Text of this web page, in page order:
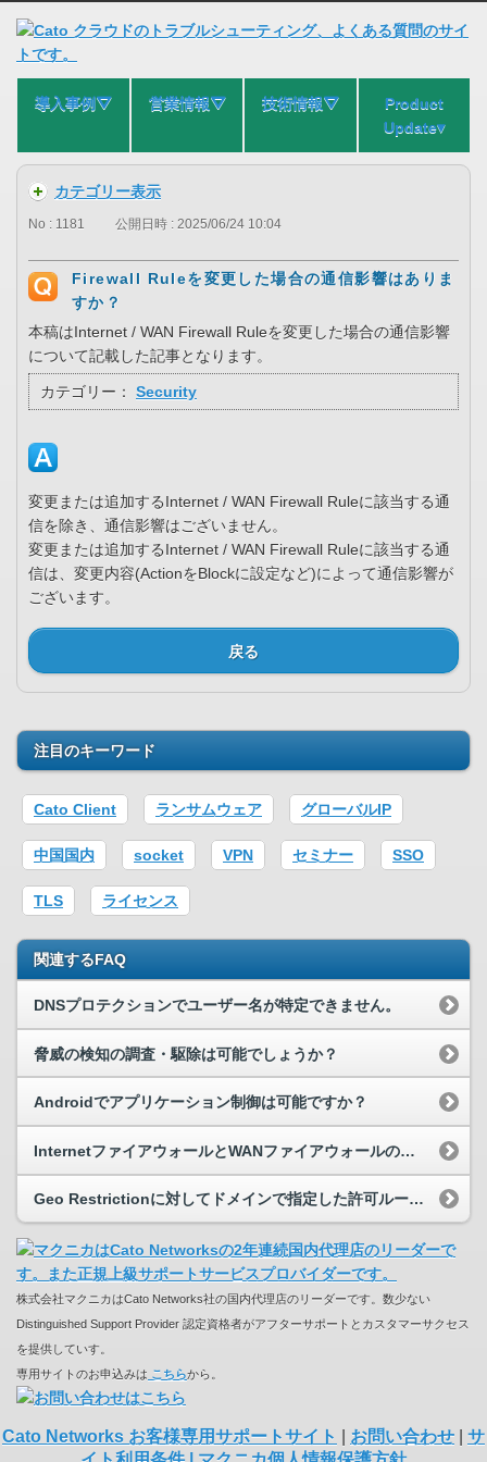
導入事例⛛ 営業情報⛛ 技術情報⛛
Product
Update▾
カテゴリー表示
No : 1181 公開日時 : 2025/06/24 10:04
Firewall Ruleを変更した場合の通信影響はありま
すか？
本稿はInternet / WAN Firewall Ruleを変更した場合の通信影響
について記載した記事となります。
カテゴリー： Security
変更または追加するInternet / WAN Firewall Ruleに該当する通
信を除き、通信影響はございません。
変更または追加するInternet / WAN Firewall Ruleに該当する通
信は、変更内容(ActionをBlockに設定など)によって通信影響が
ございます。
戻る
注目のキーワード
Cato Client ランサムウェア グローバルIP
中国国内 socket VPN セミナー SSO
TLS ライセンス
関連するFAQ
DNSプロテクションでユーザー名が特定できません。
脅威の検知の調査・駆除は可能でしょうか？
Androidでアプリケーション制御は可能ですか？
InternetファイアウォールとWANファイアウォールの使い分けを教えてください。
Geo Restrictionに対してドメインで指定した許可ルールが機能しません
株式会社マクニカはCato Networks社の国内代理店のリーダーです。数少ない
Distinguished Support Provider 認定資格者がアフターサポートとカスタマーサクセス
を提供していす。
専用サイトのお申込みは こちらから。
Cato Networks お客様専用サポートサイト お問い合わせ
サ